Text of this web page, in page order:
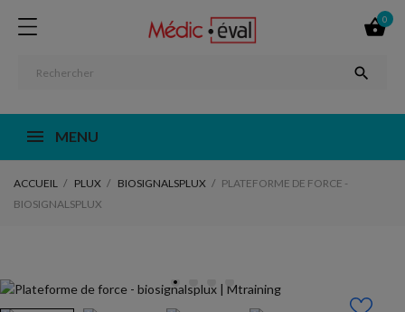

0

MENU
ACCUEIL PLUX BIOSIGNALSPLUX
PLATEFORME DE FORCE -
BIOSIGNALSPLUX